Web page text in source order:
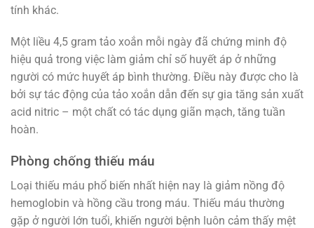
tính khác.
Một liều 4,5 gram tảo xoắn mỗi ngày đã chứng minh độ
hiệu quả trong việc làm giảm chỉ số huyết áp ở những
người có mức huyết áp bình thường. Điều này được cho là
bởi sự tác động của tảo xoắn dẫn đến sự gia tăng sản xuất
acid nitric – một chất có tác dụng giãn mạch, tăng tuần
hoàn.
Phòng chống thiếu máu
Loại thiếu máu phổ biến nhất hiện nay là giảm nồng độ
hemoglobin và hồng cầu trong máu. Thiếu máu thường
gặp ở người lớn tuổi, khiến người bệnh luôn cảm thấy mệt